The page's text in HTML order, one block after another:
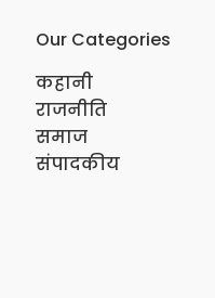
Our Categories
कहानी
राजनीति
समाज
संपादकीय